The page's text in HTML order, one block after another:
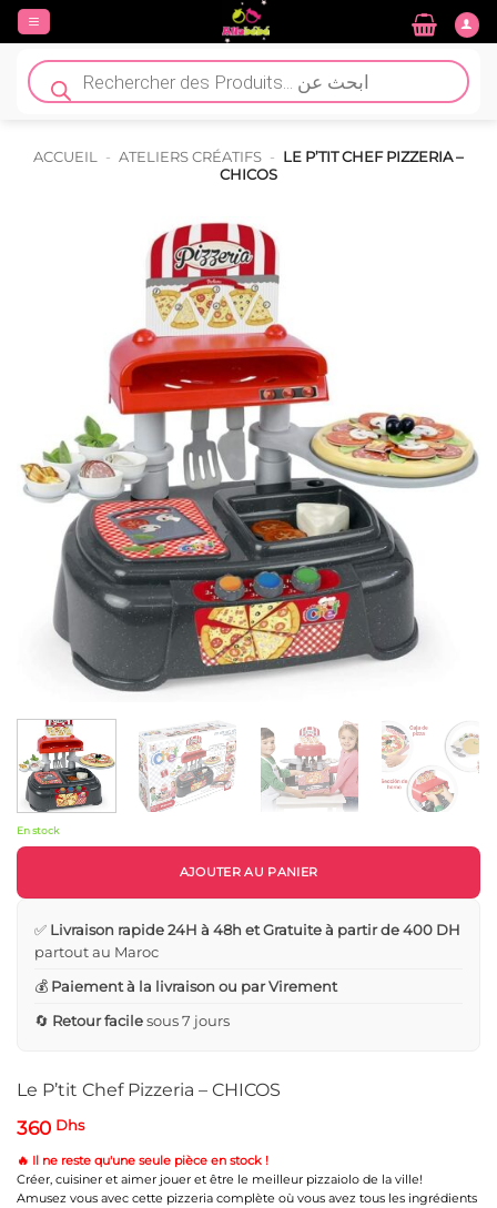
Passer
contenu
Recherche
de
produits
ACCUEIL - ATELIERS CRÉATIFS - LE P’TIT CHEF PIZZERIA –
CHICOS
Le P’tit Chef Pizzeria – CHICOS
360 Dhs
Créer, cuisiner et aimer jouer et être le meilleur pizzaiolo de la ville!
Amusez vous avec cette pizzeria complète où vous avez tous les ingrédients
🔥 Il ne reste qu'une seule pièce en stock !
En stock
AJOUTER AU PANIER
✅ Livraison rapide 24H à 48h et Gratuite à partir de 400 DH
partout au Maroc
💰 Paiement à la livraison ou par Virement
🔄 Retour facilesous 7 jours